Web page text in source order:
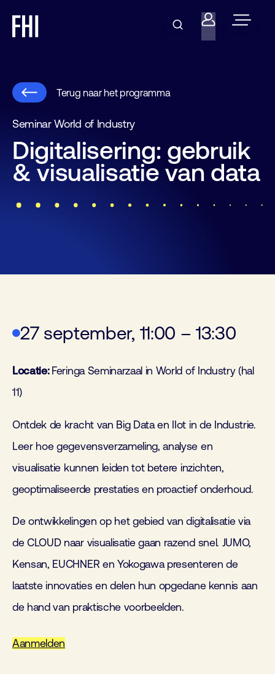
Terug naar het programma
Seminar World of Industry
Digitalisering: gebruik
& visualisatie van data
27 september, 11:00 – 13:30
Locatie: Feringa Seminarzaal in World of Industry (hal
11)
Ontdek de kracht van Big Data en IIot in de Industrie.
Leer hoe gegevensverzameling, analyse en
visualisatie kunnen leiden tot betere inzichten,
geoptimaliseerde prestaties en proactief onderhoud.
De ontwikkelingen op het gebied van digitalisatie via
de CLOUD naar visualisatie gaan razend snel. JUMO,
Kensan, EUCHNER en Yokogawa presenteren de
laatste innovaties en delen hun opgedane kennis aan
de hand van praktische voorbeelden.
Aanmelden